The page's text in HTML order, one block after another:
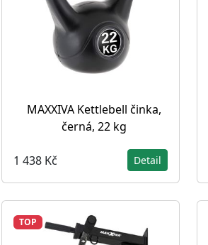
MAXXIVA Kettlebell činka,
černá, 22 kg
1 438 Kč Detail
TOP